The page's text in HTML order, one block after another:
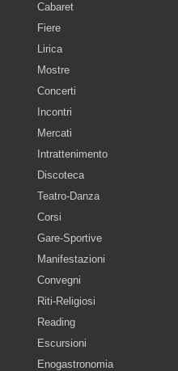
Cabaret
Fiere
Lirica
Mostre
Concerti
Incontri
Mercati
Intrattenimento
Discoteca
Teatro-Danza
Corsi
Gare-Sportive
Manifestazioni
Convegni
Riti-Religiosi
Reading
Escursioni
Enogastronomia